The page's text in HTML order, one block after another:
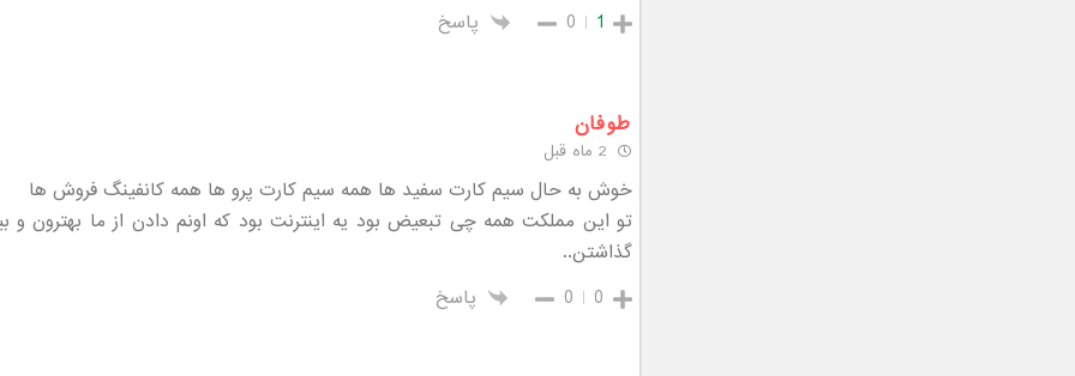
1
0 پاسخ
طوفان
خوش به حال سیم کارت سفید ها همه سیم کارت پرو ها همه کانفینگ فروش ها
تو این مملکت همه چی تبعیض بود یه اینترنت بود که اونم دادن از ما بهترون و
گذاشتن..
0
0 پاسخ